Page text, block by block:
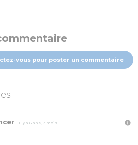
vous pour poster un commentaire
Il y a 6 ans, 7 mois